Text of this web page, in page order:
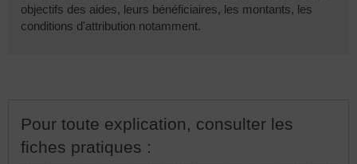
objectifs des aides, leurs bénéficiaires, les montants, les
conditions d'attribution notamment.
Pour toute explication, consulter les
fiches pratiques :